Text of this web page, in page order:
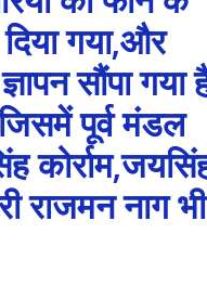
गया,और
सौंपा गया
पूर्व मंडल
राजमन नाग भी